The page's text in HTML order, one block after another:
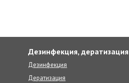
Дезинфекция, дератизация
Дезинфекция
Дератизация